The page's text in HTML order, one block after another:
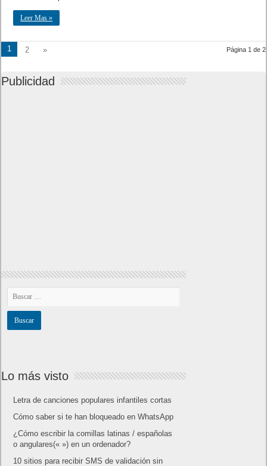
Leer Mas »
Página 1 de 2
1 2 »
Publicidad
Lo más visto
Letra de canciones populares infantiles cortas
Cómo saber si te han bloqueado en WhatsApp
¿Cómo escribir la comillas latinas / españolas
o angulares(« ») en un ordenador?
10 sitios para recibir SMS de validación sin